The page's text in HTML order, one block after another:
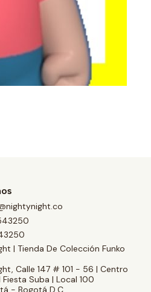
| Tienda De Colección Funko
Calle 147 # 101 - 56 | Centro
Suba | Local 100
- Bogotá D.C.